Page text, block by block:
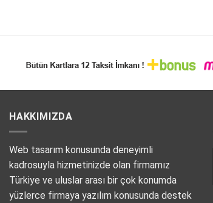
HAKKIMIZDA
Web tasarım konusunda deneyimli
kadrosuyla hizmetinizde olan firmamız
Türkiye ve uluslar arası bir çok konumda
yüzlerce firmaya yazılım konusunda destek